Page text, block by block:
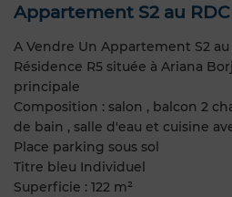
Appartement S2 au
A Vendre Un Appartement S2 au
Résidence R5 située à Ariana
principale
Composition : salon , balcon 2
de bain , salle d'eau et cuisine
Place parking sous sol
Titre bleu Individuel
Superficie : 122 m²